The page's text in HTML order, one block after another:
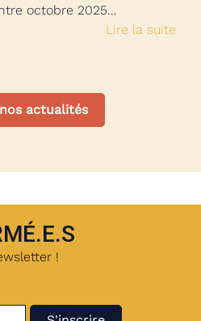
octobre 2025…
Lire la suite
actualités
!